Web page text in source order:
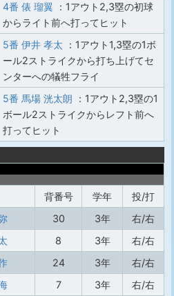
4番 俵 瑠翼 ：1アウト2,3塁の初球
からライト前へ打ってヒット
5番 伊井 孝太 ：1アウト1,3塁の1ボ
ール2ストライクから打ち上げてセ
ンターへの犠牲フライ
5番 馬場 洸太朗 ：1アウト2,3塁の1
ボール2ストライクからレフト前へ
打ってヒット
背番号 学年
投/打
30 3年
右/右
8 3年
右/右
24 3年
右/右
7 3年
右/右